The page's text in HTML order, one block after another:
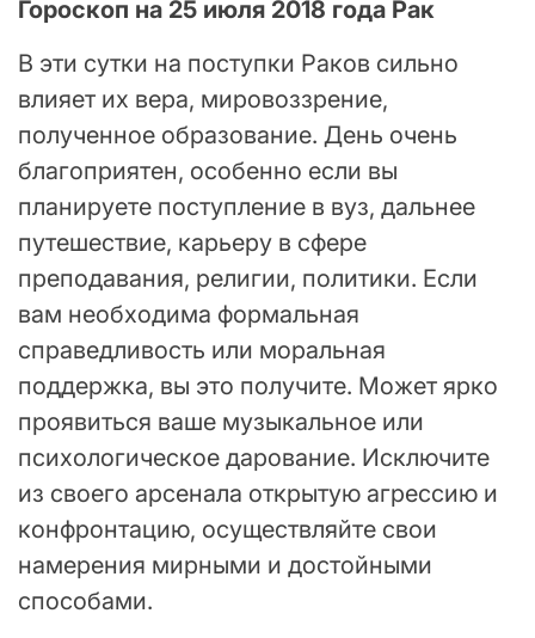
Гороскоп на 25 июля 2018 года Рак
В эти сутки на поступки Раков сильно
влияет их вера, мировоззрение,
полученное образование. День очень
благоприятен, особенно если вы
планируете поступление в вуз, дальнее
путешествие, карьеру в сфере
преподавания, религии, политики. Если
вам необходима формальная
справедливость или моральная
поддержка, вы это получите. Может ярко
проявиться ваше музыкальное или
психологическое дарование. Исключите
из своего арсенала открытую агрессию и
конфронтацию, осуществляйте свои
намерения мирными и достойными
способами.